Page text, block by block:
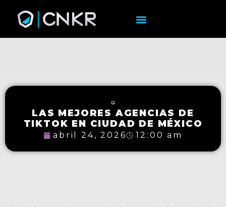
LAS MEJORES AGENCIAS DE
TIKTOK EN CIUDAD DE MÉXICO
abril 24, 2026 12:00 am